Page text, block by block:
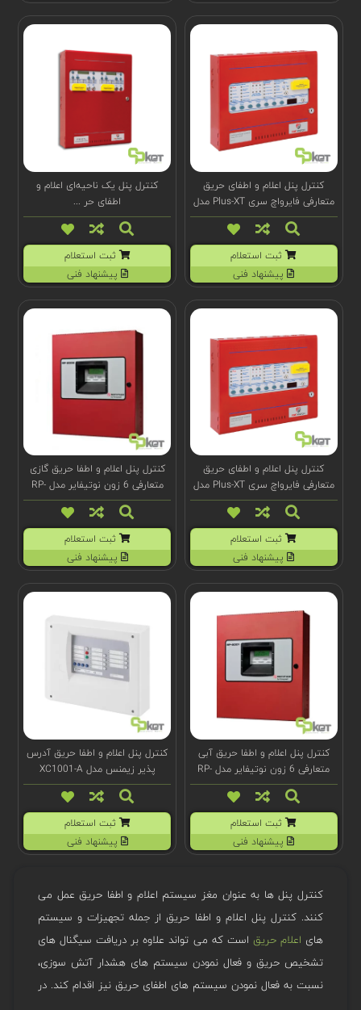
کنترل پنل اعلام و اطفای حریق
متعارفی فایرواچ سری Plus-XT مدل
FW1810-13
ثبت استعلام
پیشنهاد فنی
کنترل پنل یک ناحیه‌ای اعلام و
اطفای حر ...
ثبت استعلام
پیشنهاد فنی
کنترل پنل اعلام و اطفای حریق
متعارفی فایرواچ سری Plus-XT مدل
FW1810-43
ثبت استعلام
پیشنهاد فنی
کنترل پنل اعلام و اطفا حریق گازی
متعارفی 6 زون نوتیفایر مدل RP-
2002
ثبت استعلام
پیشنهاد فنی
کنترل پنل اعلام و اطفا حریق آبی
متعارفی 6 زون نوتیفایر مدل RP-
2001
ثبت استعلام
پیشنهاد فنی
کنترل پنل اعلام و اطفا حریق آدرس
پذیر زیمنس مدل XC1001-A
ثبت استعلام
پیشنهاد فنی
کنترل پنل ها به عنوان مغز سیستم اعلام و اطفا حریق عمل می
کنند. کنترل پنل اعلام و اطفا حریق از جمله تجهیزات و سیستم
های اعلام حریق است که می تواند علاوه بر دریافت سیگنال های
تشخیص حریق و فعال نمودن سیستم های هشدار آتش سوزی،
نسبت به فعال نمودن سیستم های اطفای حریق نیز اقدام کند. در